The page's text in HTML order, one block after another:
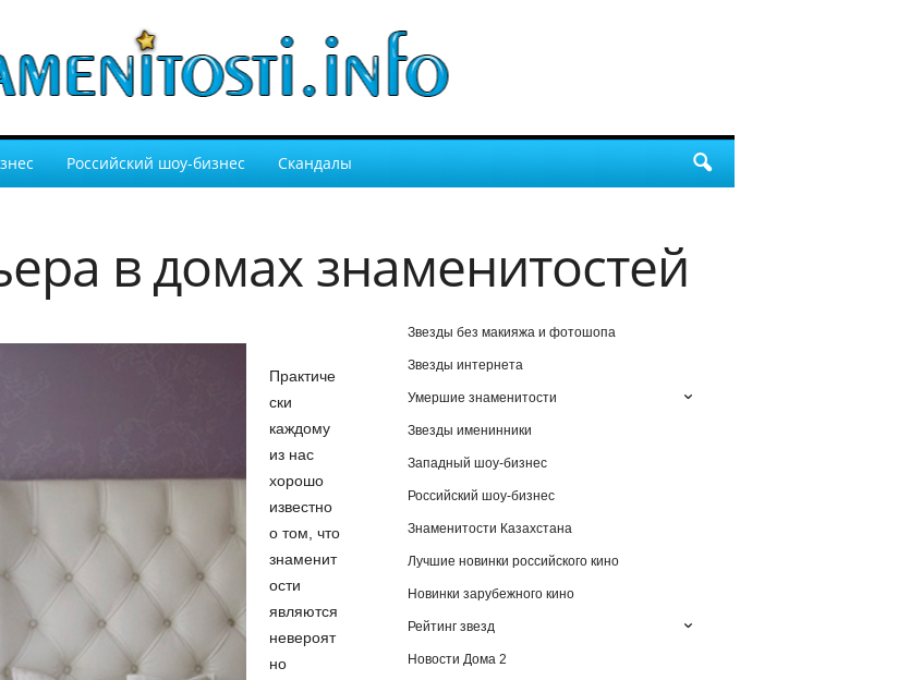
Российский шоу-бизнес Скандалы
в домах знаменитостей
Практиче
ски
каждому
из нас
хорошо
известно
о том, что
знаменит
ости
являются
невероят
но
Звезды без макияжа и фотошопа
Звезды интернета
Умершие знаменитости
Звезды именинники
Западный шоу-бизнес
Российский шоу-бизнес
Знаменитости Казахстана
Лучшие новинки российского кино
Новинки зарубежного кино
Рейтинг звезд
Новости Дома 2